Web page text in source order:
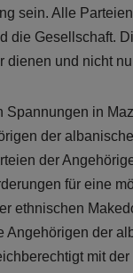
sein. Alle
die Gesellschaft.
dienen und nicht
Spannungen in
der
der
für eine
ethnischen
der
mit